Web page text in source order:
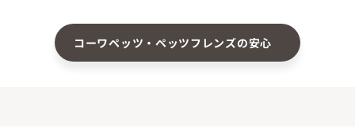
コーワペッツ・ペッツフレンズの安心